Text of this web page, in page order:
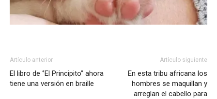
Artículo anterior
El libro de ‘’El Principito’’ ahora
tiene una versión en braille
Artículo siguiente
En esta tribu africana los
hombres se maquillan y
arreglan el cabello para